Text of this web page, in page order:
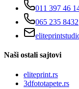
011 397 46
065 235 8432
Naši ostali sajtovi
eliteprint.rs
3dfototapete.rs